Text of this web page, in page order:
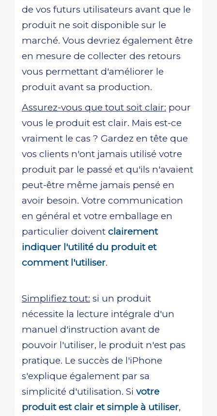
de vos futurs utilisateurs avant que le
produit ne soit disponible sur le
marché. Vous devriez également être
en mesure de collecter des retours
vous permettant d'améliorer le
produit avant sa production.
Assurez-vous que tout soit clair: pour
vous le produit est clair. Mais est-ce
vraiment le cas ? Gardez en tête que
vos clients n'ont jamais utilisé votre
produit par le passé et qu'ils n'avaient
peut-être même jamais pensé en
avoir besoin. Votre communication
en général et votre emballage en
particulier doivent clairement
indiquer l'utilité du produit et
comment l'utiliser.
Simplifiez tout: si un produit
nécessite la lecture intégrale d'un
manuel d'instruction avant de
pouvoir l'utiliser, le produit n'est pas
pratique. Le succès de l'iPhone
s'explique également par sa
simplicité d'utilisation. Si votre
produit est clair et simple à utiliser,